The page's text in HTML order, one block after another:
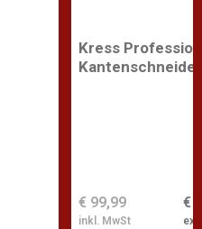
Kress
€
€ 99,99
inkl. MwSt